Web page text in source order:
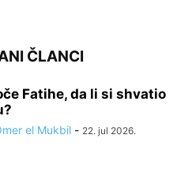
ČLANCI
Fatihe, da li si shvatio
el Mukbil - 22. jul 2026.